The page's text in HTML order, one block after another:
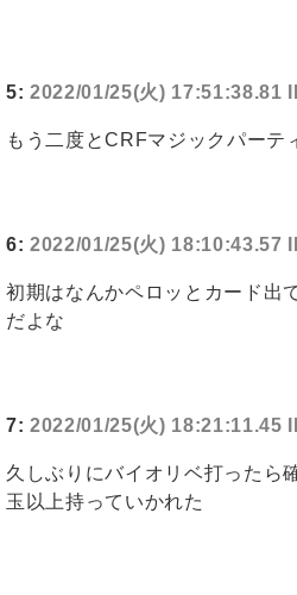
5: 2022/01/25(火) 17:51:38.81
もう二度とCRFマジックパーテ
6: 2022/01/25(火) 18:10:43.57
初期はなんかペロッとカード出
だよな
7: 2022/01/25(火) 18:21:11.45
久しぶりにバイオリベ打ったら
玉以上持っていかれた